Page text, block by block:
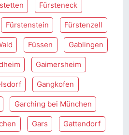
Fürsteneck
Fürstenstein Fürstenzell
Füssen Gablingen
Gaimersheim
Gangkofen
Garching bei München
Gars Gattendorf